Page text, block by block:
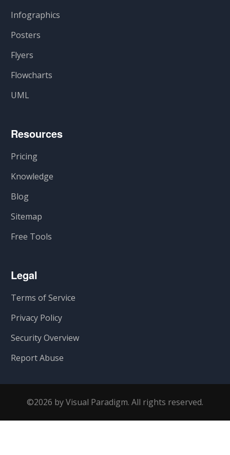
Infographics
Posters
Flyers
Flowcharts
UML
Resources
Pricing
Knowledge
Blog
Sitemap
Free Tools
Legal
Terms of Service
Privacy Policy
Security Overview
Report Abuse
©2026 by Visual Paradigm. All rights reserved.